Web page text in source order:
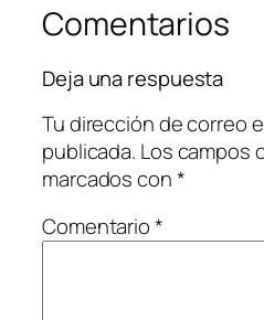
Comentarios
Deja una respuesta
Tu dirección de correo
publicada. Los campos
marcados con*
Comentario*